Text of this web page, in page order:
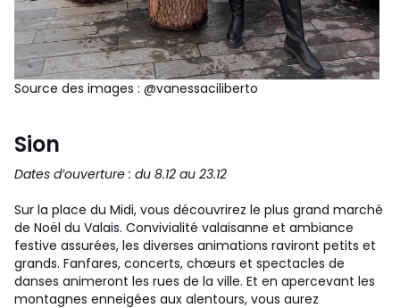
Source des images : @vanessaciliberto
Sion
Dates d’ouverture : du 8.12 au 23.12
Sur la place du Midi, vous découvrirez le plus grand marché
de Noël du Valais. Convivialité valaisanne et ambiance
festive assurées, les diverses animations raviront petits et
grands. Fanfares, concerts, chœurs et spectacles de
danses animeront les rues de la ville. Et en apercevant les
montagnes enneigées aux alentours, vous aurez